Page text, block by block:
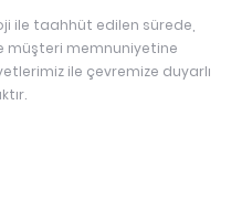
ile taahhüt edilen sürede,
müşteri memnuniyetine
ile çevremize duyarlı